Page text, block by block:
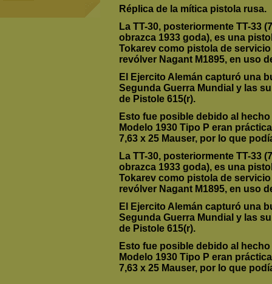
Réplica de la mítica pistola rusa.
La TT-30, posteriormente TT-33
obrazca 1933 goda), es una
Tokarev como pistola de
revólver Nagant M1895, en uso
El Ejercito Alemán capturó una
Segunda Guerra Mundial y las
de Pistole 615(r).
Esto fue posible debido al
Modelo 1930 Tipo P eran
7,63 x 25 Mauser, por lo que
La TT-30, posteriormente TT-33
obrazca 1933 goda), es una
Tokarev como pistola de
revólver Nagant M1895, en uso
El Ejercito Alemán capturó una
Segunda Guerra Mundial y las
de Pistole 615(r).
Esto fue posible debido al
Modelo 1930 Tipo P eran
7,63 x 25 Mauser, por lo que